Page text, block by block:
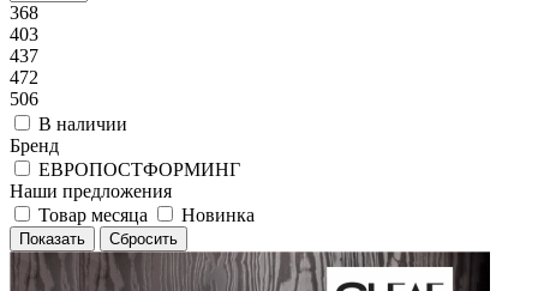
368
403
437
472
506
В наличии
Бренд
ЕВРОПОСТФОРМИНГ
Наши предложения
Товар месяца
Новинка
Сбросить